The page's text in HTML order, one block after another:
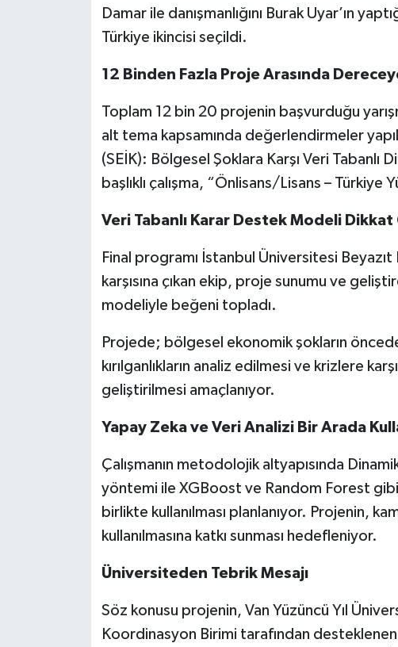
Damar ile danışmanlığını Burak Uyar’ın
Türkiye ikincisi seçildi.
12 Binden Fazla Proje Arasında
Toplam 12 bin 20 projenin başvurduğu
alt tema kapsamında değerlendirmeler
(SEİK): Bölgesel Şoklara Karşı Veri Tabanlı
başlıklı çalışma, “Önlisans/Lisans – Türkiye
Veri Tabanlı Karar Destek Modeli Dikkat
Final programı İstanbul Üniversitesi
karşısına çıkan ekip, proje sunumu ve
modeliyle beğeni topladı.
Projede; bölgesel ekonomik şokların
kırılganlıkların analiz edilmesi ve krizlere
geliştirilmesi amaçlanıyor.
Yapay Zeka ve Veri Analizi Bir Arada
Çalışmanın metodolojik altyapısında
yöntemi ile XGBoost ve Random Forest
birlikte kullanılması planlanıyor. Projenin,
kullanılmasına katkı sunması hedefleniyor.
Üniversiteden Tebrik Mesajı
Söz konusu projenin, Van Yüzüncü Yıl
Koordinasyon Birimi tarafından desteklenen